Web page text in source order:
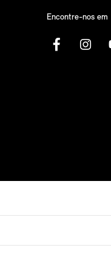
Encontre-nos em